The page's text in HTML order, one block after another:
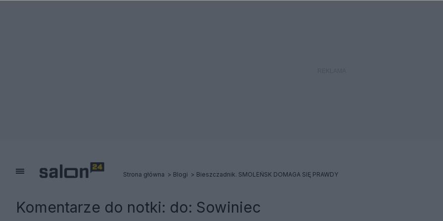
Strona główna Blogi Bieszczadnik. SMOLEŃSK DOMAGA SIĘ PRAWDY
Komentarze do notki: do: Sowiniec